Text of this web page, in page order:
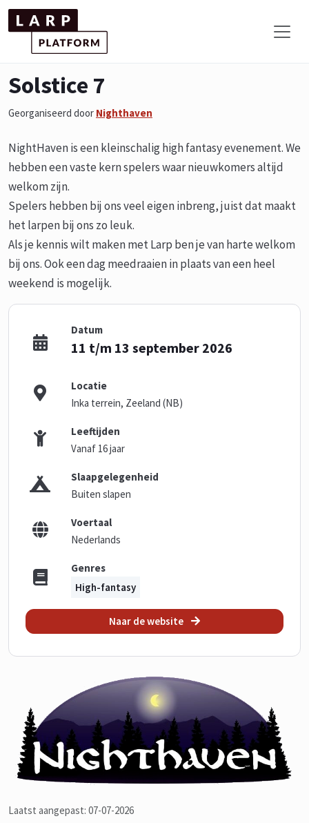
Solstice 7
Georganiseerd door Nighthaven
NightHaven is een kleinschalig high fantasy evenement. We
hebben een vaste kern spelers waar nieuwkomers altijd
welkom zijn.
Spelers hebben bij ons veel eigen inbreng, juist dat maakt
het larpen bij ons zo leuk.
Als je kennis wilt maken met Larp ben je van harte welkom
bij ons. Ook een dag meedraaien in plaats van een heel
weekend is mogelijk.
Datum
11 t/m 13 september 2026
Locatie
Inka terrein, Zeeland (NB)
Leeftijden
Vanaf 16 jaar
Slaapgelegenheid
Buiten slapen
Voertaal
Nederlands
Genres
High-fantasy
Naar de website
Laatst aangepast: 07-07-2026